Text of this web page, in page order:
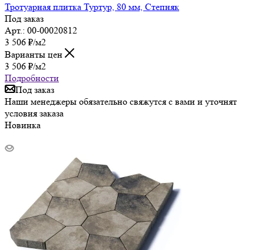
Тротуарная плитка Туртур, 80 мм, Степняк
Под заказ
Арт.: 00-00020812
3 506 ₽/м2
Варианты цен
3 506 ₽/м2
Подробности
Под заказ
Наши менеджеры обязательно свяжутся с вами и уточнят
условия заказа
Новинка